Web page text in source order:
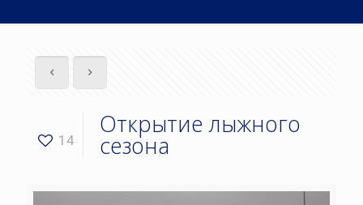
14
Открытие лыжного
сезона